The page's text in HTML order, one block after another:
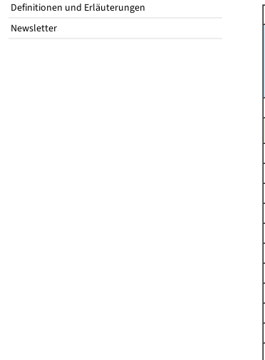
Definitionen und Erläuterungen
Newsletter